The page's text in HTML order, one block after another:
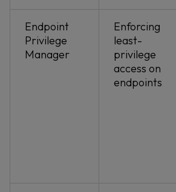
Endpoint
Privilege
Manager
Enforcing
least-
privilege
access on
endpoints